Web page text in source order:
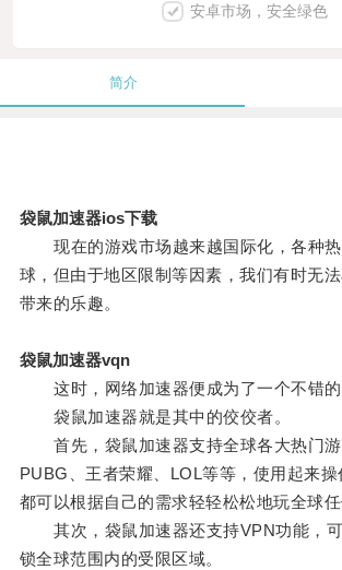
安卓市场，安全绿色
简介
袋鼠加速器ios下载
现在的游戏市场越来越国际化，各种热
球，但由于地区限制等因素，我们有时无
带来的乐趣。
袋鼠加速器vqn
这时，网络加速器便成为了一个不错的
袋鼠加速器就是其中的佼佼者。
首先，袋鼠加速器支持全球各大热门游
PUBG、王者荣耀、LOL等等，使用起来操
都可以根据自己的需求轻轻松松地玩全球任
其次，袋鼠加速器还支持VPN功能，可
锁全球范围内的受限区域。